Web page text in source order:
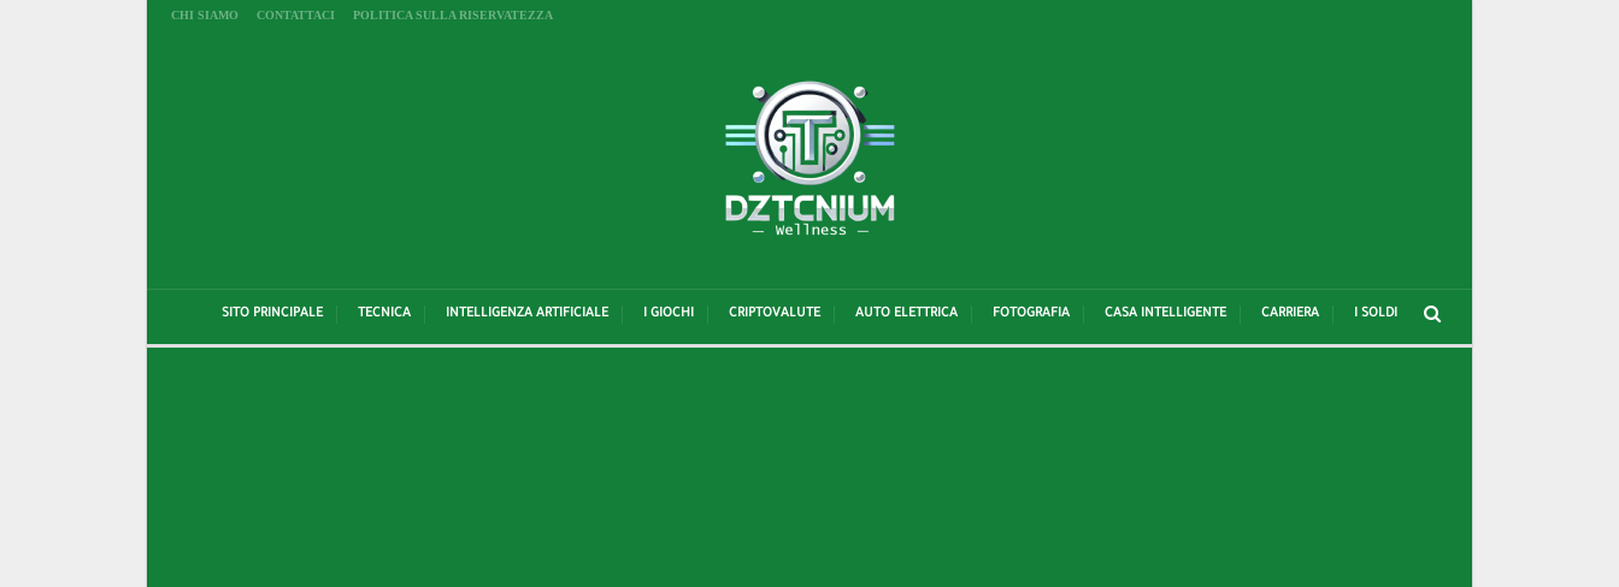
CHI SIAMO CONTATTACI POLITICA SULLA RISERVATEZZA
SITO PRINCIPALE TECNICA INTELLIGENZA ARTIFICIALE I GIOCHI CRIPTOVALUTE AUTO ELETTRICA FOTOGRAFIA CASA INTELLIGENTE CARRIERA I SOLDI